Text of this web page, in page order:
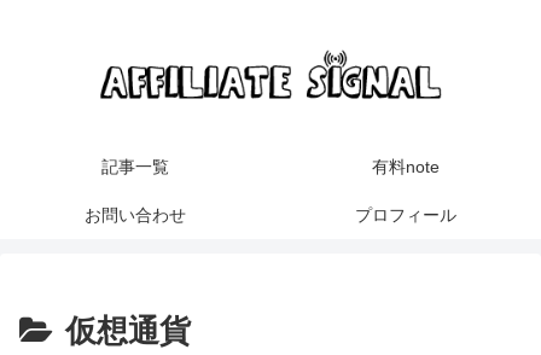
記事一覧 有料note
お問い合わせ プロフィール
仮想通貨